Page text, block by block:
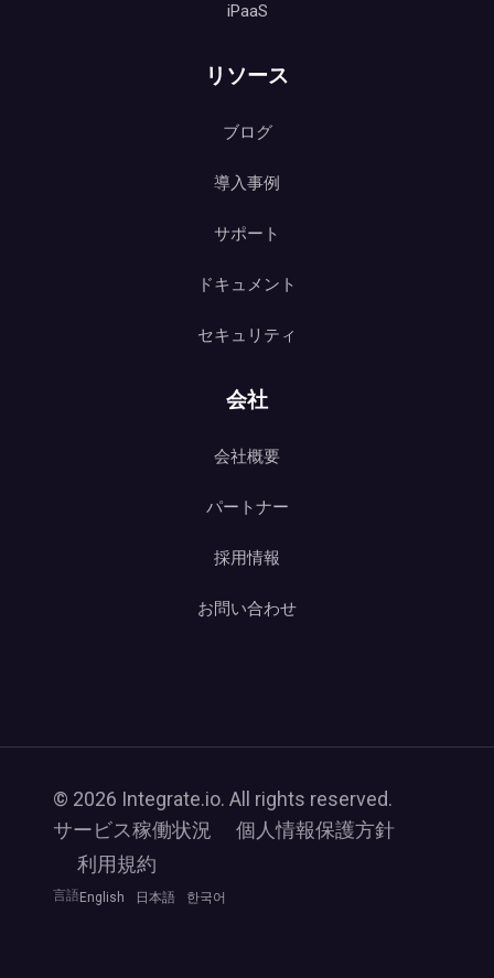
iPaaS
リソース
ブログ
導入事例
サポート
ドキュメント
セキュリティ
会社
会社概要
パートナー
採用情報
お問い合わせ
© 2026 Integrate.io. All rights reserved.
サービス稼働状況
個人情報保護方針
利用規約
言語 English 日本語 한국어